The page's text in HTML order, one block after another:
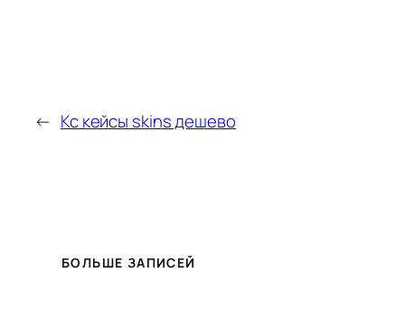
← Кс кейсы skins дешево
БОЛЬШЕ ЗАПИСЕЙ